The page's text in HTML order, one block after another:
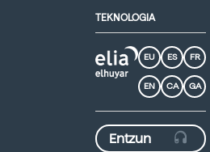
TEKNOLOGIA
EU ES FR
EN CA GA